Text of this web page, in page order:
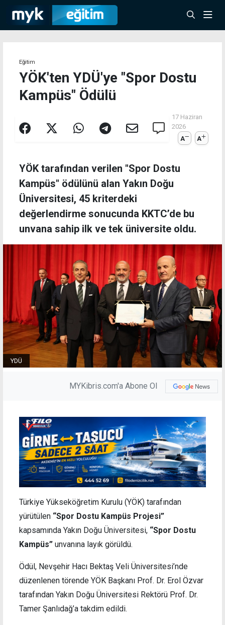
Eğitim
YÖK'ten YDÜ'ye "Spor Dostu
Kampüs" Ödülü
17 Haziran
2026
A
A
YÖK tarafından verilen "Spor Dostu
Kampüs" ödülünü alan Yakın Doğu
Üniversitesi, 45 kriterdeki
değerlendirme sonucunda KKTC’de bu
unvana sahip ilk ve tek üniversite oldu.
YDÜ
MYKibris.com'a Abone Ol
Türkiye Yükseköğretim Kurulu (YÖK) tarafından
yürütülen “Spor Dostu Kampüs Projesi”
kapsamında Yakın Doğu Üniversitesi, “Spor Dostu
Kampüs” unvanına layık görüldü.
Ödül, Nevşehir Hacı Bektaş Veli Üniversitesi’nde
düzenlenen törende YÖK Başkanı Prof. Dr. Erol Özvar
tarafından Yakın Doğu Üniversitesi Rektörü Prof. Dr.
Tamer Şanlıdağ’a takdim edildi.